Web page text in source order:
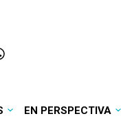
EN PERSPECTIVA